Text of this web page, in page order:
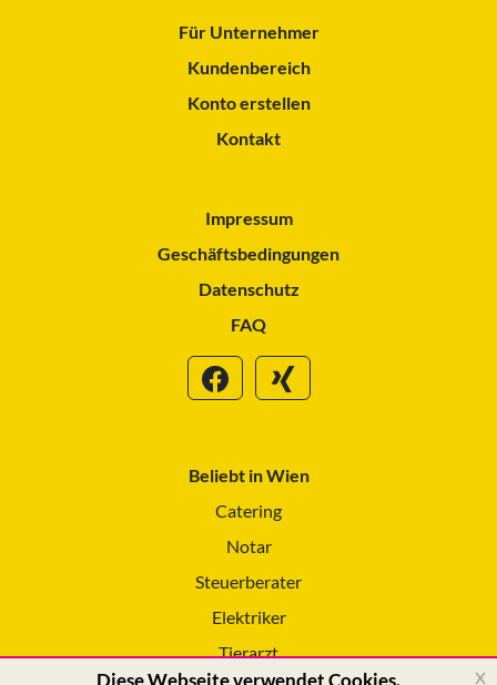
Für Unternehmer
Kundenbereich
Konto erstellen
Kontakt
Impressum
Geschäftsbedingungen
Datenschutz
FAQ
Beliebt in Wien
Catering
Notar
Steuerberater
Elektriker
Tierarzt
Diese Webseite verwendet Cookies. x